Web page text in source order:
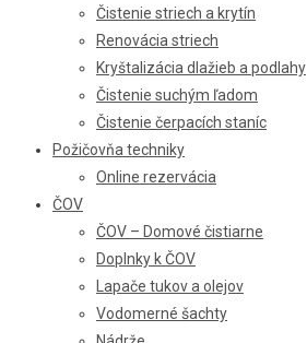
Čistenie striech a krytín
Renovácia striech
Kryštalizácia dlažieb a podlahy
Čistenie suchým ľadom
Čistenie čerpacích staníc
Požičovňa techniky
Online rezervácia
ČOV
ČOV – Domové čistiarne
Doplnky k ČOV
Lapače tukov a olejov
Vodomerné šachty